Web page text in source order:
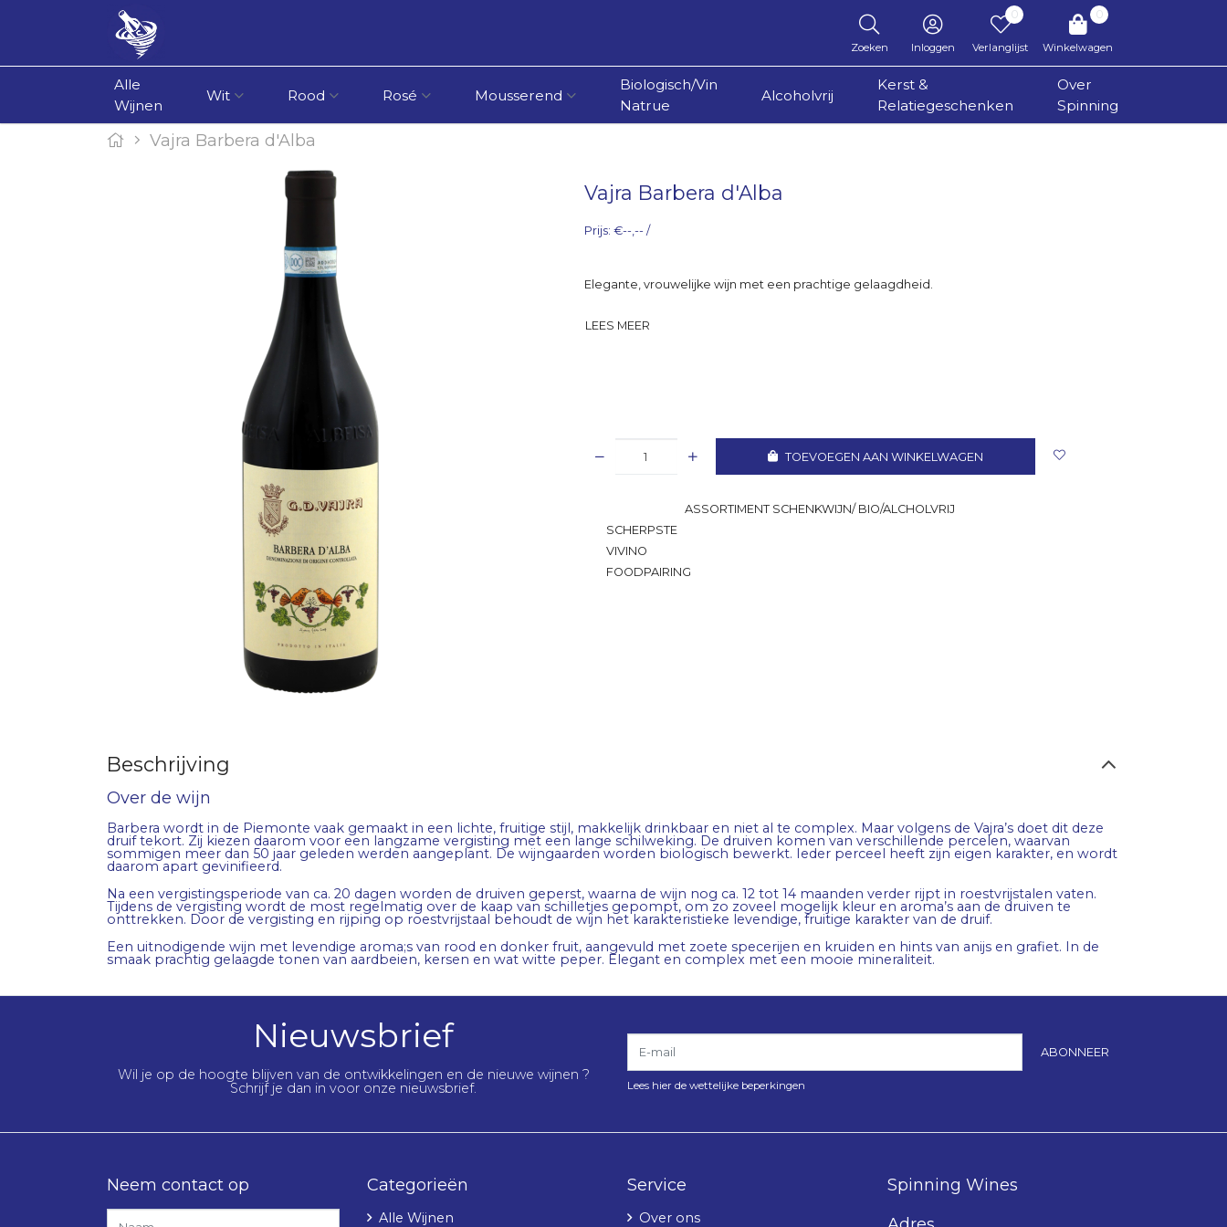
Zoeken Inloggen
0
Verlanglijst
0
Winkelwagen
Alle
Wijnen
Wit Rood Rosé Mousserend
Biologisch/Vin
Natrue
Alcoholvrij
Kerst &
Relatiegeschenken
Over
Spinning
Vajra Barbera d'Alba
Vajra Barbera d'Alba
Prijs: €--,-- /
Elegante, vrouwelijke wijn met een prachtige gelaagdheid.
LEES MEER
TOEVOEGEN AAN WINKELWAGEN
ASSORTIMENT SCHENKWIJN/ BIO/ALCHOLVRIJ
SCHERPSTE
VIVINO
FOODPAIRING
Beschrijving
Over de wijn
Barbera wordt in de Piemonte vaak gemaakt in een lichte, fruitige stijl, makkelijk drinkbaar en niet al te complex. Maar volgens de Vajra’s doet dit deze
druif tekort. Zij kiezen daarom voor een langzame vergisting met een lange schilweking. De druiven komen van verschillende percelen, waarvan
sommigen meer dan 50 jaar geleden werden aangeplant. De wijngaarden worden biologisch bewerkt. Ieder perceel heeft zijn eigen karakter, en wordt
daarom apart gevinifieerd.
Na een vergistingsperiode van ca. 20 dagen worden de druiven geperst, waarna de wijn nog ca. 12 tot 14 maanden verder rijpt in roestvrijstalen vaten.
Tijdens de vergisting wordt de most regelmatig over de kaap van schilletjes gepompt, om zo zoveel mogelijk kleur en aroma’s aan de druiven te
onttrekken. Door de vergisting en rijping op roestvrijstaal behoudt de wijn het karakteristieke levendige, fruitige karakter van de druif.
Een uitnodigende wijn met levendige aroma;s van rood en donker fruit, aangevuld met zoete specerijen en kruiden en hints van anijs en grafiet. In de
smaak prachtig gelaagde tonen van aardbeien, kersen en wat witte peper. Elegant en complex met een mooie mineraliteit.
Nieuwsbrief
Wil je op de hoogte blijven van de ontwikkelingen en de nieuwe wijnen ?
Schrijf je dan in voor onze nieuwsbrief.
E-mail
ABONNEER
Lees hier de wettelijke beperkingen
Neem contact op Categorieën
Alle Wijnen
Service
Over ons
Spinning Wines